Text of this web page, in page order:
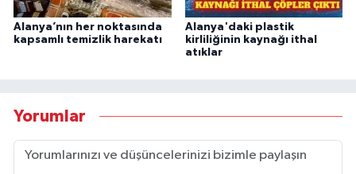
Alanya’nın her noktasında
kapsamlı temizlik harekatı
Alanya'daki plastik
kirliliğinin kaynağı ithal
atıklar
Yorumlar